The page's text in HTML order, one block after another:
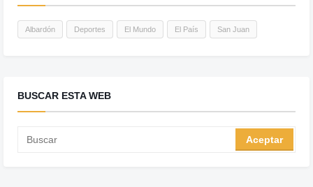
Albardón Deportes El Mundo El País San Juan
BUSCAR ESTA WEB